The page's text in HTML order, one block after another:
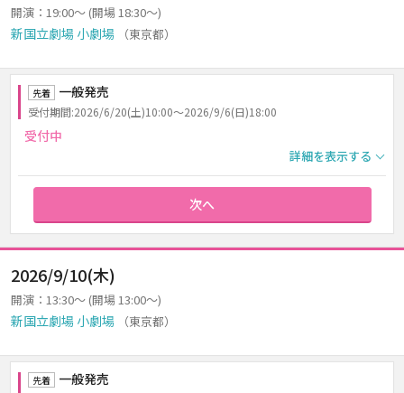
開演：19:00～ (開場 18:30～)
新国立劇場 小劇場 （東京都）
先着 一般発売
受付期間:2026/6/20(土)10:00～2026/9/6(日)18:00
受付中
詳細を表示する
次へ
2026/9/10(木)
開演：13:30～ (開場 13:00～)
新国立劇場 小劇場 （東京都）
先着 一般発売